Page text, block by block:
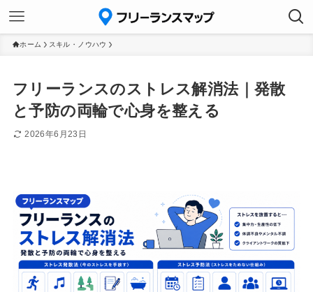
ホーム スキル・ノウハウ
フリーランスのストレス解消法｜発散
と予防の両輪で心身を整える
2026年6月23日